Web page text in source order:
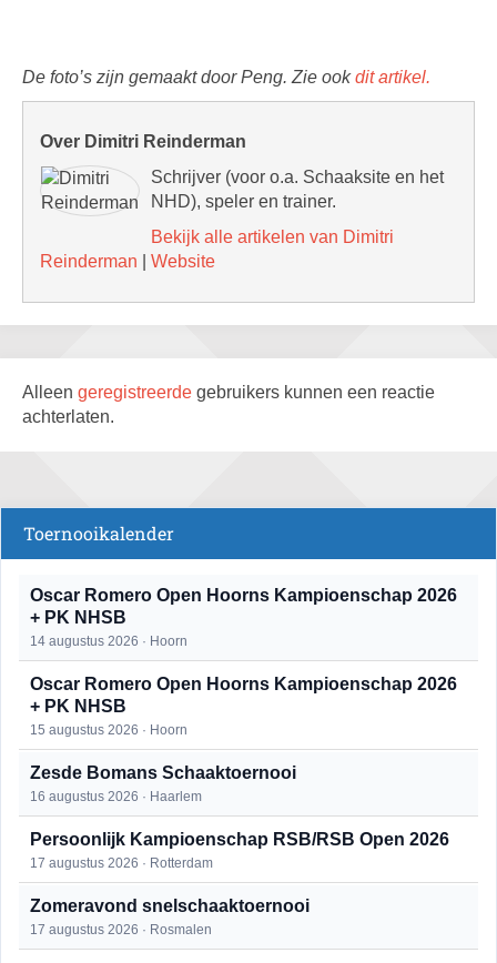
De foto’s zijn gemaakt door Peng. Zie ookdit artikel.
Over Dimitri Reinderman
Schrijver (voor o.a. Schaaksite en het
NHD), speler en trainer.
Bekijk alle artikelen van Dimitri
Reinderman
Website
Alleen geregistreerde gebruikers kunnen een reactie
achterlaten.
Toernooikalender
Oscar Romero Open Hoorns Kampioenschap 2026
+ PK NHSB
14 augustus 2026 · Hoorn
Oscar Romero Open Hoorns Kampioenschap 2026
+ PK NHSB
15 augustus 2026 · Hoorn
Zesde Bomans Schaaktoernooi
16 augustus 2026 · Haarlem
Persoonlijk Kampioenschap RSB/RSB Open 2026
17 augustus 2026 · Rotterdam
Zomeravond snelschaaktoernooi
17 augustus 2026 · Rosmalen